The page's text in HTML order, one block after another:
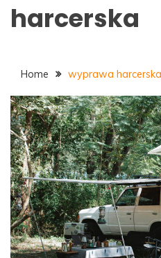
harcerska
Home wyprawa harcerska